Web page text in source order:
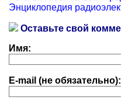
Энциклопедия
Оставьте свой
Имя:
E-mail (не обязательно):